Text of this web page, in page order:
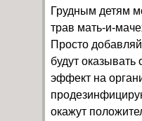
Грудным детям
трав мать-и-
Просто
будут
эффект на
окажут